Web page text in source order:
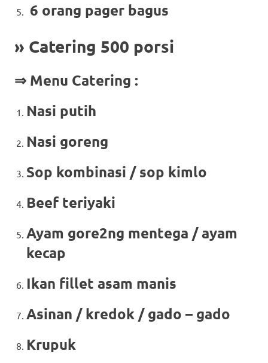
6 orang pager bagus
» Catering 500 porsi
⇒ Menu Catering :
Nasi putih
Nasi goreng
Sop kombinasi / sop kimlo
Beef teriyaki
Ayam gore2ng mentega / ayam
kecap
Ikan fillet asam manis
Asinan / kredok / gado – gado
Krupuk